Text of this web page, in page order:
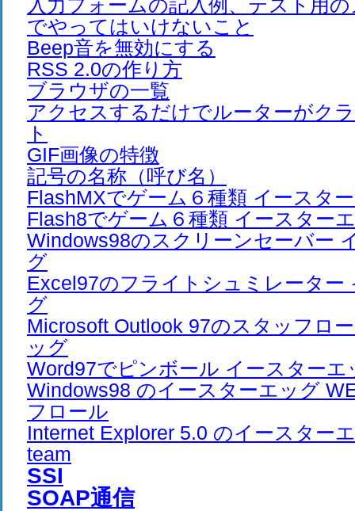
入力フォームの記入例、テスト用
でやってはいけないこと
Beep音を無効にする
RSS 2.0の作り方
ブラウザの一覧
アクセスするだけでルーターがク
ト
GIF画像の特徴
記号の名称（呼び名）
FlashMXでゲーム６種類 イースタ
Flash8でゲーム６種類 イースター
Windows98のスクリーンセーバー
グ
Excel97のフライトシュミレーター
グ
Microsoft Outlook 97のスタッフロ
ッグ
Word97でピンボール イースターエ
Windows98 のイースターエッグ
フロール
Internet Explorer 5.0 のイースター
team
SSI
SOAP通信